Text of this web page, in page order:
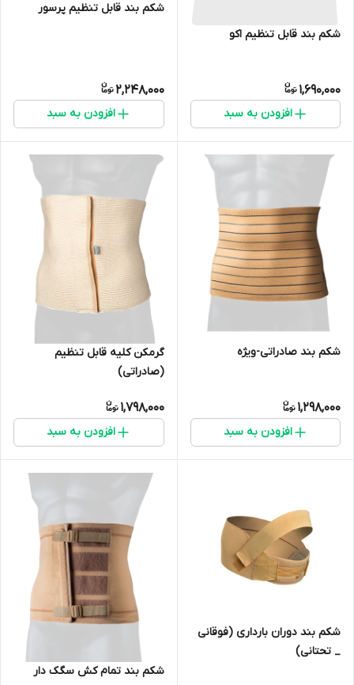
شکم بند قابل تنظیم اکو
1,690,000
افزودن به سبد
شکم بند قابل تنظیم پرسور
2,248,000
افزودن به سبد
شکم بند صادراتی-ویژه
1,298,000
افزودن به سبد
گرمکن کلیه قابل تنظیم
(صادراتی)
1,798,000
افزودن به سبد
شکم بند دوران بارداری (فوقانی
_ تحتانی)
شکم بند تمام کش سگک دار